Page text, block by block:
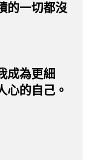
的一切都沒
成為更細
心的自己。